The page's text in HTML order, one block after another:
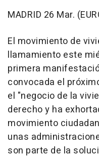
MADRID 26 Mar.
El movimiento de
llamamiento este
primera
convocada el
el "negocio de la
derecho y ha
movimiento
unas
son parte de la